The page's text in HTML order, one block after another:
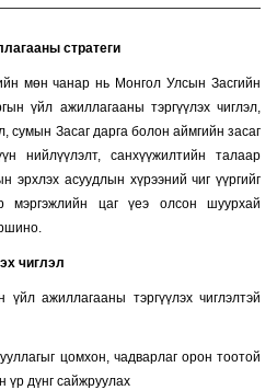
стратеги
мөн чанар нь Монгол Улсын Засгийн
үйл ажиллагааны тэргүүлэх чиглэл,
сумын Засаг дарга болон аймгийн засаг
нийлүүлэлт, санхүүжилтийн талаар
эрхлэх асуудлын хүрээний чиг үүргийг
мэргэжлийн цаг үеэ олсон шуурхай
чиглэл
ажиллагааны тэргүүлэх чиглэлтэй
цомхон, чадварлаг орон тоотой
үр дүнг сайжруулах